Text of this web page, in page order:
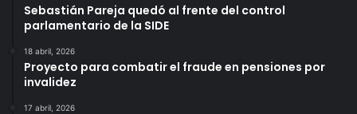
Sebastián Pareja quedó al frente del control
parlamentario de la SIDE
18 abril, 2026
Proyecto para combatir el fraude en pensiones por
invalidez
17 abril, 2026